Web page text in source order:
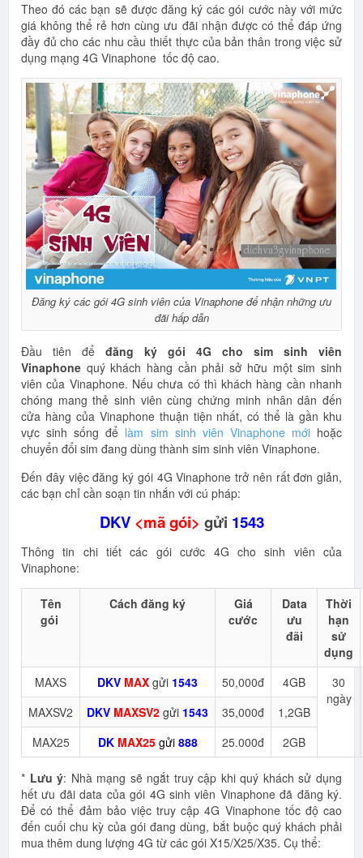
Theo đó các bạn sẽ được đăng ký các gói cước này với mức
giá không thể rẻ hơn cùng ưu đãi nhận được có thể đáp ứng
đầy đủ cho các nhu cầu thiết thực của bản thân trong việc sử
dụng mạng 4G Vinaphone tốc độ cao.
Đăng ký các gói 4G sinh viên của Vinaphone để nhận những ưu
đãi hấp dẫn
Đầu tiên để đăng ký gói 4G cho sim sinh viên
Vinaphone quý khách hàng cần phải sở hữu một sim sinh
viên của Vinaphone. Nếu chưa có thì khách hàng cần nhanh
chóng mang thẻ sinh viên cùng chứng minh nhân dân đến
cửa hàng của Vinaphone thuận tiện nhất, có thể là gần khu
vực sinh sống để làm sim sinh viên Vinaphone mớihoặc
chuyển đổi sim đang dùng thành sim sinh viên Vinaphone.
Đến đây việc đăng ký gói 4G Vinaphone trở nên rất đơn giản,
các bạn chỉ cần soạn tin nhắn với cú pháp:
DKV<mã gói> gửi 1543
Thông tin chi tiết các gói cước 4G cho sinh viên của
Vinaphone:
Tên
gói
Cách đăng ký
Giá
cước
Data
ưu
đãi
Thời
hạn
sử
dụng
MAXS
DKV MAX gửi 1543 50,000đ 4GB
30
ngày
MAXSV2
DKV MAXSV2 gửi 1543 35,000đ
1,2GB
MAX25
DK MAX25 gửi 888 25.000đ 2GB
* Lưu ý: Nhà mạng sẽ ngắt truy cập khi quý khách sử dụng
hết ưu đãi data của gói 4G sinh viên Vinaphone đã đăng ký.
Để có thể đảm bảo việc truy cập 4G Vinaphone tốc độ cao
đến cuối chu kỳ của gói đang dùng, bắt buộc quý khách phải
mua thêm dung lượng 4G từ các gói X15/X25/X35. Cụ thể: